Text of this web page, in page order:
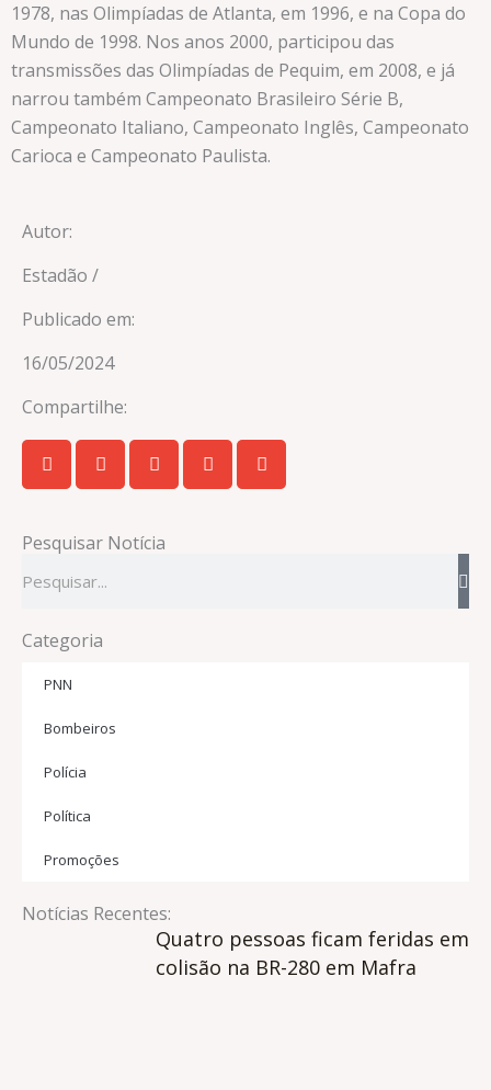
1978, nas Olimpíadas de Atlanta, em 1996, e na Copa do
Mundo de 1998. Nos anos 2000, participou das
transmissões das Olimpíadas de Pequim, em 2008, e já
narrou também Campeonato Brasileiro Série B,
Campeonato Italiano, Campeonato Inglês, Campeonato
Carioca e Campeonato Paulista.
Autor:
Estadão /
Publicado em:
16/05/2024
Compartilhe:
Pesquisar Notícia
Categoria
PNN
Bombeiros
Polícia
Política
Promoções
Notícias Recentes:
Quatro pessoas ficam feridas em
colisão na BR-280 em Mafra